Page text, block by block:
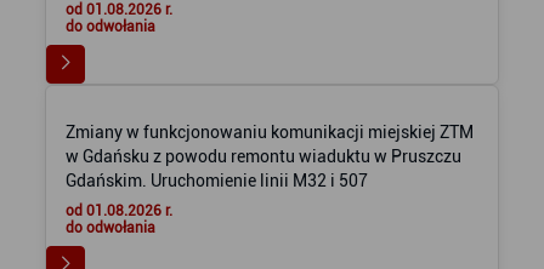
od 01.08.2026 r.
do odwołania
Zmiany w funkcjonowaniu komunikacji miejskiej ZTM
w Gdańsku z powodu remontu wiaduktu w Pruszczu
Gdańskim. Uruchomienie linii M32 i 507
od 01.08.2026 r.
do odwołania